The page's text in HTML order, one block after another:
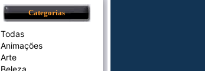
Categorias
Todas
Animações
Arte
Beleza